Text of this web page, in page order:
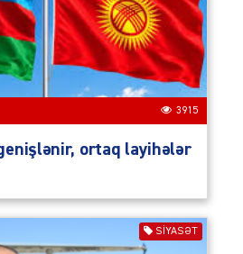
3915
ortaq layihələr
SIYASƏT